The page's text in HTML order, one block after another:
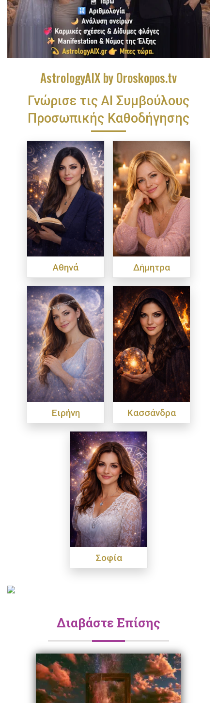
AstrologyAIX by Oroskopos.tv
Γνώρισε τις ΑΙ Συμβούλους
Προσωπικής Καθοδήγησης
Αθηνά Δήμητρα
Ειρήνη Κασσάνδρα
Σοφία
Διαβάστε Επίσης